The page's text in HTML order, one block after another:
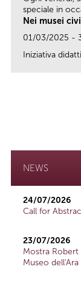
speciale in
Nei musei
01/03/2025 -
Iniziativa
NEWS
24/07/2026
Call for
23/07/2026
Mostra
Museo